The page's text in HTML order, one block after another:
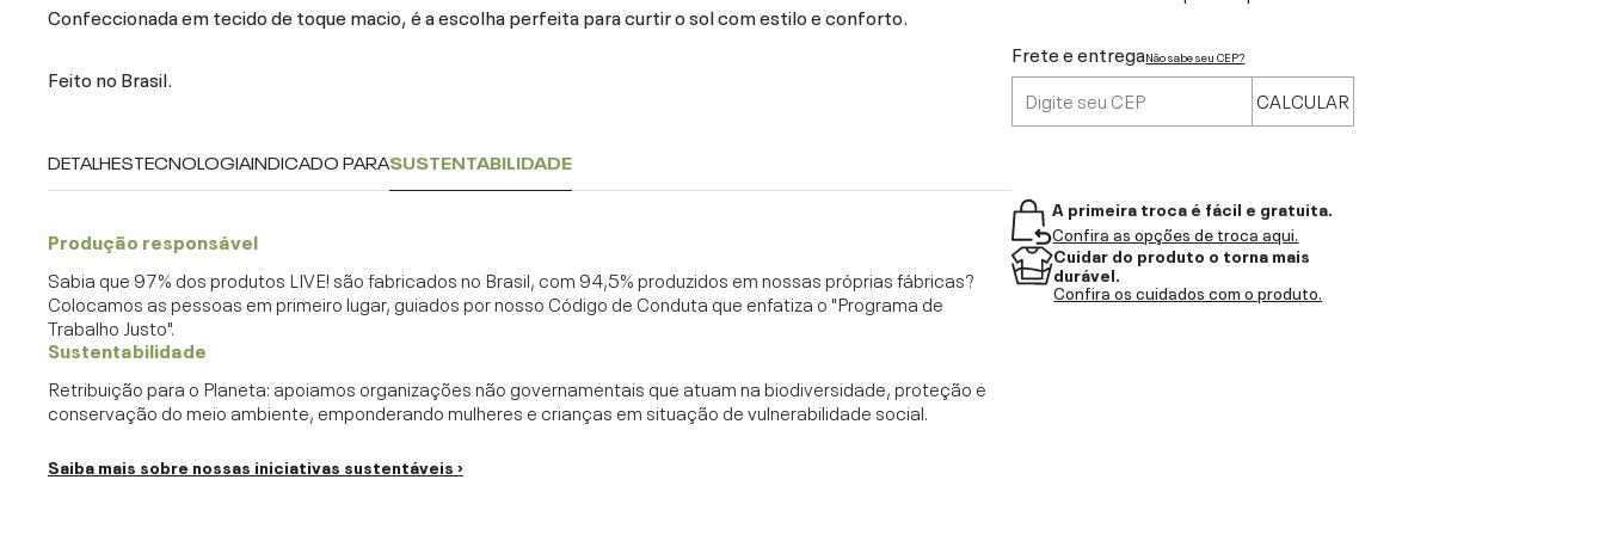
Confeccionada em tecido de toque macio, é a escolha perfeita para curtir o sol com estilo e conforto.
Feito no Brasil.
DETALHESTECNOLOGIAINDICADO PARASUSTENTABILIDADE
Produção responsável
Sabia que 97% dos produtos LIVE! são fabricados no Brasil, com 94,5% produzidos em nossas próprias fábricas?
Colocamos as pessoas em primeiro lugar, guiados por nosso Código de Conduta que enfatiza o "Programa de
Trabalho Justo".
Sustentabilidade
Retribuição para o Planeta: apoiamos organizações não governamentais que atuam na biodiversidade, proteção e
conservação do meio ambiente, emponderando mulheres e crianças em situação de vulnerabilidade social.
Saiba mais sobre nossas iniciativas sustentáveis ›
Frete e entregaNão sabe seu CEP?
CALCULAR
A primeira troca é fácil e gratuita.
Confira as opções de troca aqui.
Cuidar do produto o torna mais
durável.
Confira os cuidados com o produto.